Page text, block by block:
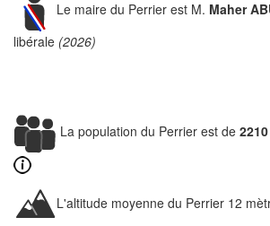
Le maire du Perrier est M. Maher
libérale (2026)
La population du Perrier est de
L'altitude moyenne du Perrier 12